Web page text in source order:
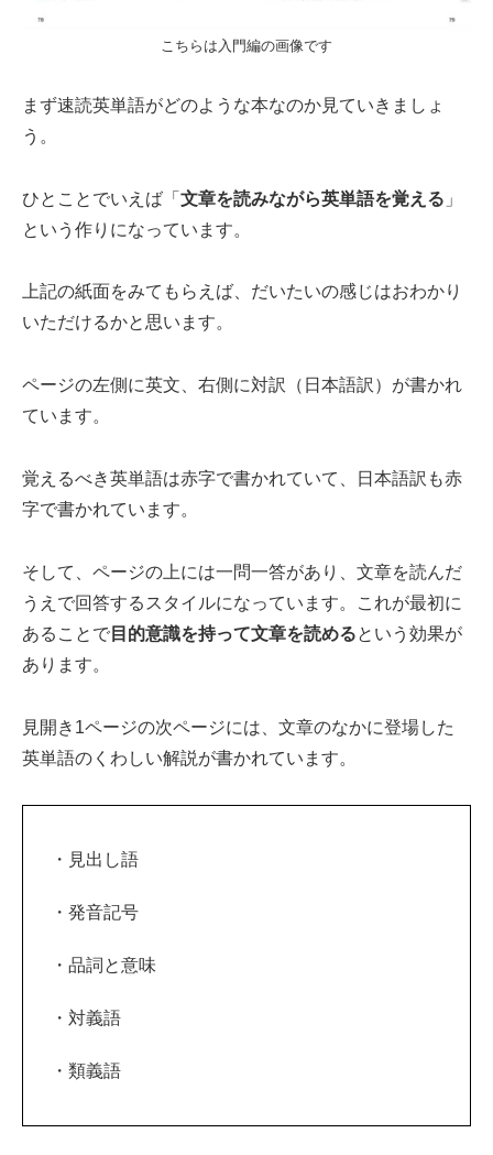
こちらは入門編の画像です
まず速読英単語がどのような本なのか見ていきましょ
う。
ひとことでいえば「 文章を読みながら英単語を覚える 」
という作りになっています。
上記の紙面をみてもらえば、だいたいの感じはおわかり
いただけるかと思います。
ページの左側に英文、右側に対訳（日本語訳）が書かれ
ています。
覚えるべき英単語は赤字で書かれていて、日本語訳も赤
字で書かれています。
そして、ページの上には一問一答があり、文章を読んだ
うえで回答するスタイルになっています。これが最初に
あることで 目的意識を持って文章を読めるという効果が
あります。
見開き1ページの次ページには、文章のなかに登場した
英単語のくわしい解説が書かれています。
・見出し語
・発音記号
・品詞と意味
・対義語
・類義語